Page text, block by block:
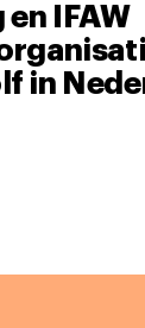
IFAW
in